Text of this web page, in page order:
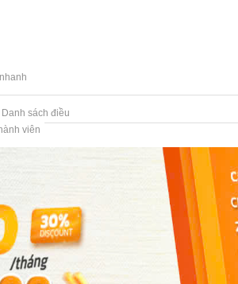
Danh sách điều
hành viên